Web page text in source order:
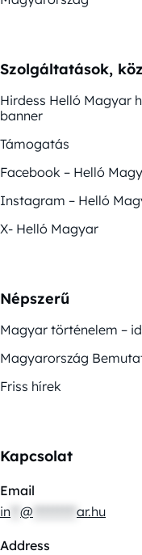
Szolgáltatások,
Hirdess Helló Magyar
banner
Támogatás
Facebook – Helló
Instagram – Helló
X- Helló Magyar
Népszerű
Magyar történelem –
Magyarország
Friss hírek
Kapcsolat
Email
in @ ar.hu
Address